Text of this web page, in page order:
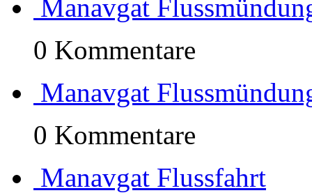
Manavgat
0 Kommentare
Manavgat
0 Kommentare
Manavgat Flussfahrt